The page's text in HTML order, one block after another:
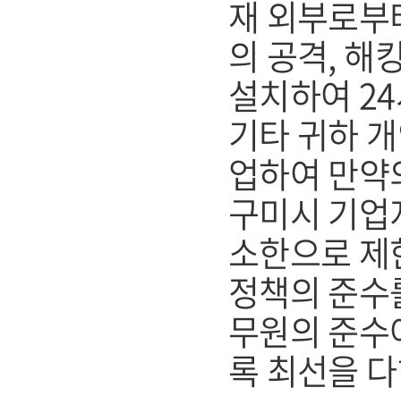
재 외부로
의 공격, 해
설치하여
기타 귀하
업하여 만
구미시 기
소한으로
정책의 준
무원의 준
록 최선을